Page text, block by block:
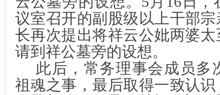
议室召开的副股级以上干部
长再次提出将祥云公妣两婆
请到祥公墓旁的设想。
此后，常务理事会成员多
祖魂之事，最后取得一致认